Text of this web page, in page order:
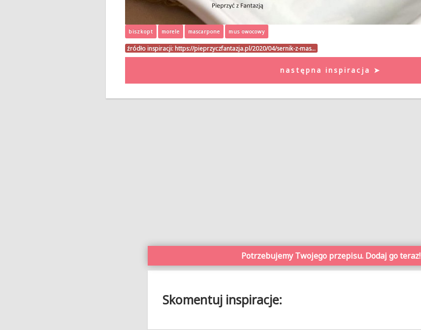
biszkopt morele mascarpone mus owocowy
źródło inspiracji: https://pieprzyczfantazja.pl/2020/04/sernik-z-mas…
następna inspiracja ➤
Potrzebujemy Twojego przepisu. Dodaj go teraz!
Skomentuj inspiracje: